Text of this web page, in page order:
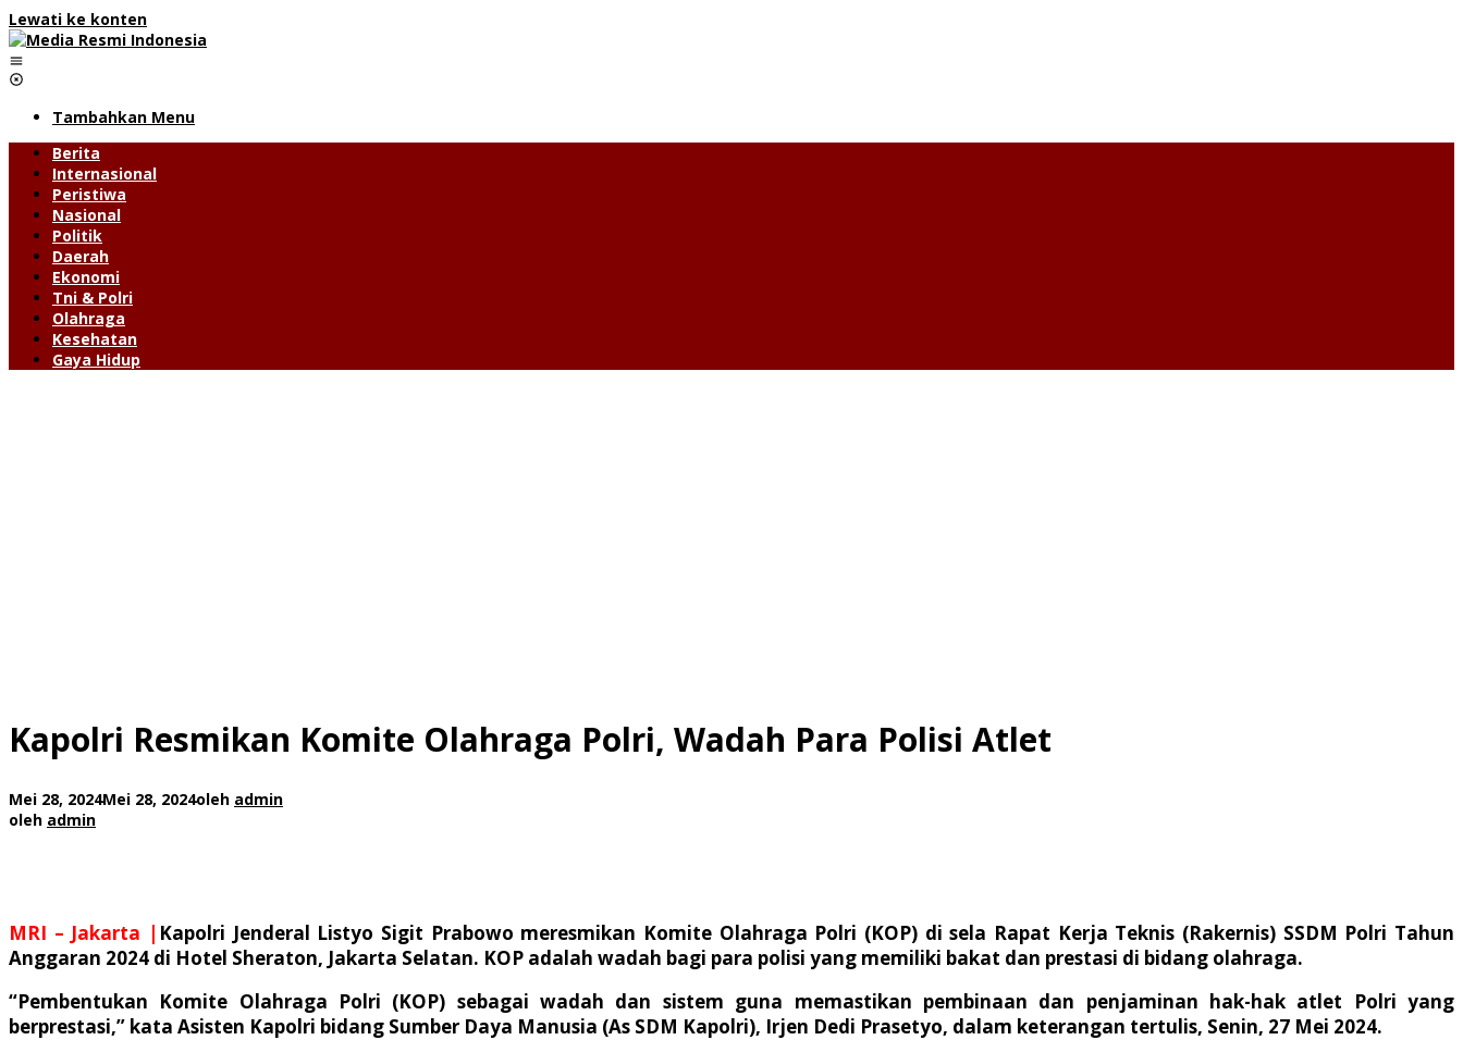
Lewati ke konten
Tambahkan Menu
Berita
Internasional
Peristiwa
Nasional
Politik
Daerah
Ekonomi
Tni & Polri
Olahraga
Kesehatan
Gaya Hidup
Kapolri Resmikan Komite Olahraga Polri, Wadah Para Polisi Atlet
Mei 28, 2024Mei 28, 2024oleh admin
oleh admin
MRI – Jakarta | Kapolri Jenderal Listyo Sigit Prabowo meresmikan Komite Olahraga Polri (KOP) di sela Rapat Kerja Teknis (Rakernis) SSDM Polri Tahun
Anggaran 2024 di Hotel Sheraton, Jakarta Selatan. KOP adalah wadah bagi para polisi yang memiliki bakat dan prestasi di bidang olahraga.
“Pembentukan Komite Olahraga Polri (KOP) sebagai wadah dan sistem guna memastikan pembinaan dan penjaminan hak-hak atlet Polri yang
berprestasi,” kata Asisten Kapolri bidang Sumber Daya Manusia (As SDM Kapolri), Irjen Dedi Prasetyo, dalam keterangan tertulis, Senin, 27 Mei 2024.